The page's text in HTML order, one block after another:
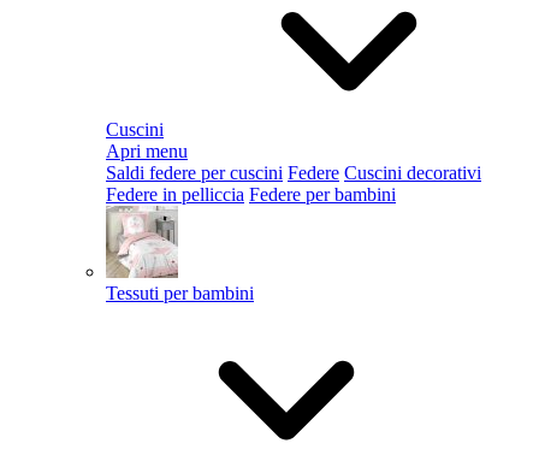
Cuscini
Apri menu
Saldi federe per cuscini Federe Cuscini decorativi
Federe in pelliccia Federe per bambini
Tessuti per bambini